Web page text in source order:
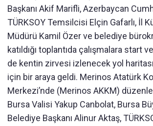
Başkanı Akif Marifli, Azerbaycan
TÜRKSOY Temsilcisi Elçin Gafarlı, İl
Müdürü Kamil Özer ve belediye
katıldığı toplantıda çalışmalara start
de kentin zirvesi izlenecek yol
için bir araya geldi. Merinos Atatürk
Merkezi’nde (Merinos AKKM)
Bursa Valisi Yakup Canbolat, Bursa
Belediye Başkanı Alinur Aktaş,